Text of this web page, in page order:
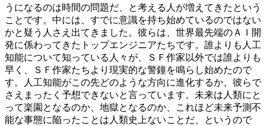
うになるのは時間の問題だ、と考える人が増えてきたという
ことです。中には、すでに意識を持ち始めているのではない
かと疑う人さえ出てきました。彼らは、世界最先端のＡＩ開
発に係わってきたトップエンジニアたちです。誰よりも人工
知能について知っている人々が、ＳＦ作家以外では誰よりも
早く、ＳＦ作家たちより現実的な警鐘を鳴らし始めたので
す。人工知能がこの先どのような方向に進化するか、彼らで
さえまったく予想できないと言っています。未来は人類にと
って楽園となるのか、地獄となるのか、これほど未来予測不
能な事態に陥ったことは人類史上ないことだ、というので